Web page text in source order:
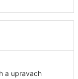
a upravach